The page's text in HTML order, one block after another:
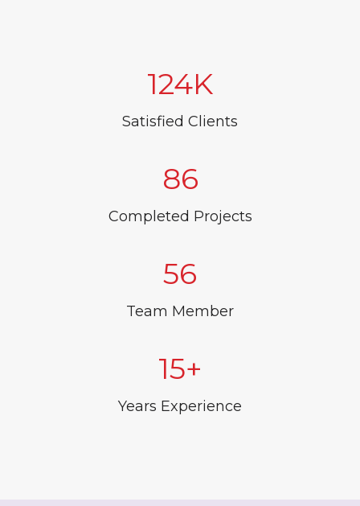
124
Satisfied Clients
86
Completed Projects
56
Team Member
15
Years Experience